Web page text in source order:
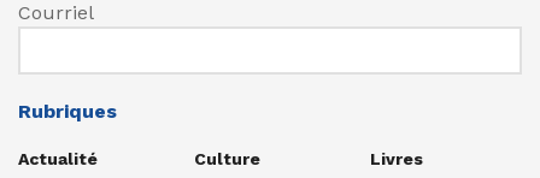
Courriel
Rubriques
Actualité
Culture
Livres